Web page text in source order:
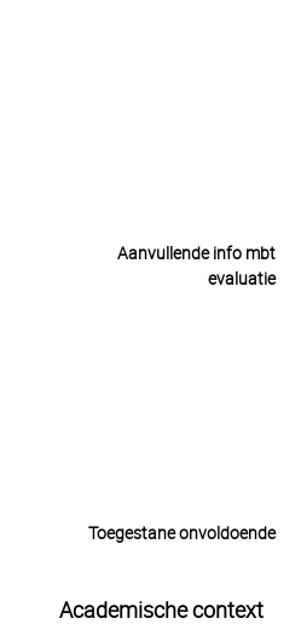
Aanvullende info mbt
evaluatie
Toegestane onvoldoende
Academische context